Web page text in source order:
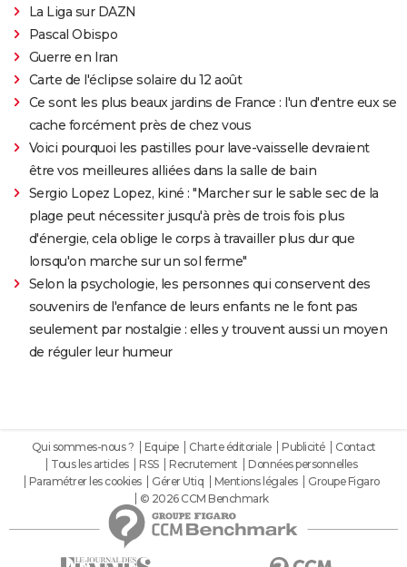
La Liga sur DAZN
Pascal Obispo
Guerre en Iran
Carte de l'éclipse solaire du 12 août
Ce sont les plus beaux jardins de France : l'un d'entre eux se
cache forcément près de chez vous
Voici pourquoi les pastilles pour lave-vaisselle devraient
être vos meilleures alliées dans la salle de bain
Sergio Lopez Lopez, kiné : "Marcher sur le sable sec de la
plage peut nécessiter jusqu'à près de trois fois plus
d'énergie, cela oblige le corps à travailler plus dur que
lorsqu'on marche sur un sol ferme"
Selon la psychologie, les personnes qui conservent des
souvenirs de l'enfance de leurs enfants ne le font pas
seulement par nostalgie : elles y trouvent aussi un moyen
de réguler leur humeur
Qui sommes-nous ? Equipe Charte éditoriale Publicité
Contact
Tous les articles
RSS Recrutement
Données personnelles
Paramétrer les cookies
Gérer Utiq Mentions légales
Groupe Figaro
© 2026 CCM Benchmark